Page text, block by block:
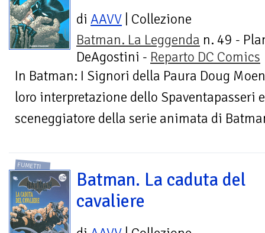
di AAVV | Collezione
Batman. La Leggenda n. 49 -
DeAgostini - Reparto DC Comics
In Batman: I Signori della Paura Doug
loro interpretazione dello Spaventapasseri
sceneggiatore della serie animata di
FUMETTI
Batman. La caduta del
cavaliere